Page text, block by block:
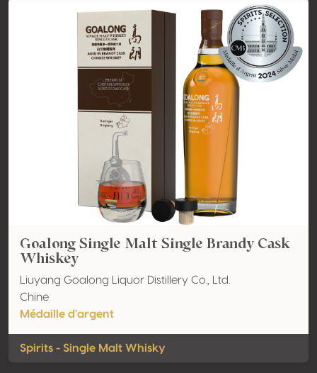
Goalong Single Malt Single Brandy Cask
Whiskey
Liuyang Goalong Liquor Distillery Co., Ltd.
Chine
Médaille d'argent
Spirits - Single Malt Whisky